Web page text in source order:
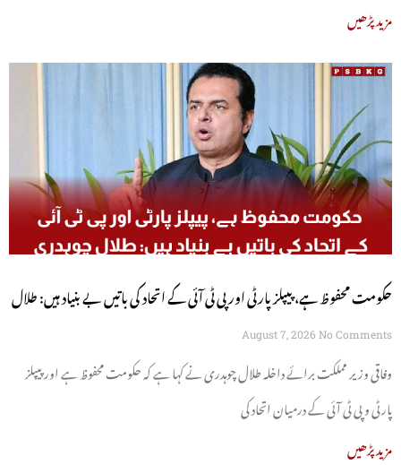
مزید پڑھیں
حکومت محفوظ ہے، پیپلز پارٹی اور پی ٹی آئی کے اتحاد کی باتیں بے بنیاد ہیں: طلال
چوہدری
August 7, 2026 No Comments
وفاقی وزیر مملکت برائے داخلہ طلال چوہدری نے کہا ہے کہ حکومت محفوظ ہے اور پیپلز
پارٹی و پی ٹی آئی کے درمیان اتحاد کی
مزید پڑھیں